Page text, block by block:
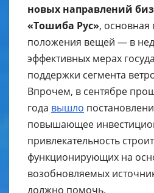
новых направлений
«Тошиба Рус», основная
положения вещей — в
эффективных мерах
поддержки сегмента
Впрочем, в сентябре
года вышло
повышающее
привлекательность
функционирующих на
возобновляемых
должно помочь.